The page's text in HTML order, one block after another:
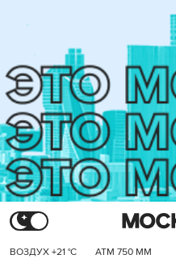
ВОЗДУХ +21 °C АТМ 750 ММ